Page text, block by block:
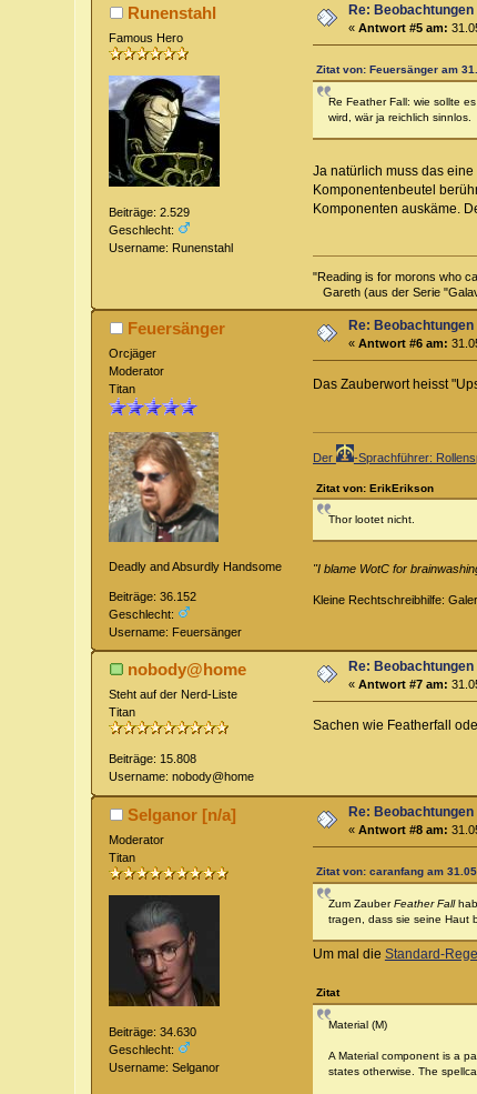
Runenstahl
Famous Hero
Beiträge: 2.529
Geschlecht:
Username: Runenstahl
Re: Beobachtungen
«Antwort #5 am:
Zitat von: Feuersänger am
Re Feather Fall: wie sollte
wird, wär ja reichlich sinnlos.
Ja natürlich muss das
Komponentenbeutel
Komponenten auskäme.
"Reading is for morons who
Gareth (aus der Serie
Feuersänger
Orcjäger
Moderator
Titan
Deadly and Absurdly Handsome
Beiträge: 36.152
Geschlecht:
Username: Feuersänger
Re: Beobachtungen
«Antwort #6 am:
Das Zauberwort heisst
Der -Sprachführer:
Zitat von: ErikErikson
Thor lootet nicht.
"I blame WotC for
Kleine Rechtschreibhilfe:
nobody@home
Steht auf der Nerd-Liste
Titan
Beiträge: 15.808
Username: nobody@home
Re: Beobachtungen
«Antwort #7 am:
Sachen wie Featherfall
Selganor [n/a]
Moderator
Titan
Beiträge: 34.630
Geschlecht:
Username: Selganor
Re: Beobachtungen
«Antwort #8 am:
Zitat von: caranfang am
Zum ZauberFeather Fall
tragen, dass sie seine Haut
Um mal die Standard-
Zitat
Material (M)
A Material component is a
states otherwise. The